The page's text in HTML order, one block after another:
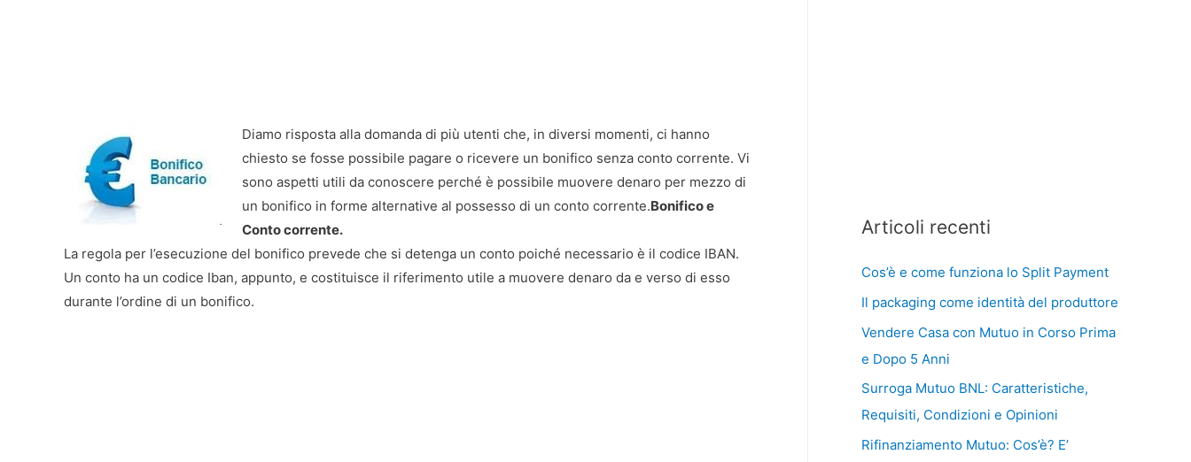
Diamo risposta alla domanda di più utenti che, in diversi momenti, ci hanno
chiesto se fosse possibile pagare o ricevere un bonifico senza conto corrente. Vi
sono aspetti utili da conoscere perché è possibile muovere denaro per mezzo di
un bonifico in forme alternative al possesso di un conto corrente.Bonifico e
Conto corrente.
La regola per l’esecuzione del bonifico prevede che si detenga un conto poiché necessario è il codice IBAN.
Un conto ha un codice Iban, appunto, e costituisce il riferimento utile a muovere denaro da e verso di esso
durante l’ordine di un bonifico.
Articoli recenti
Cos’è e come funziona lo Split Payment
Il packaging come identità del produttore
Vendere Casa con Mutuo in Corso Prima
e Dopo 5 Anni
Surroga Mutuo BNL: Caratteristiche,
Requisiti, Condizioni e Opinioni
Rifinanziamento Mutuo: Cos’è? E’